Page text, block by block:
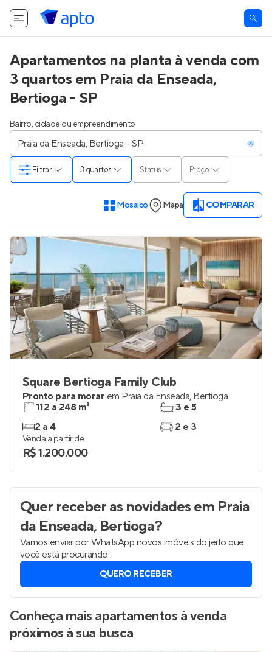
Apartamentos na planta à venda com
3 quartos em Praia da Enseada,
Bertioga - SP
Bairro, cidade ou empreendimento
3 quartos Status Preço
Filtrar
Mosaico Mapa COMPARAR
Square Bertioga Family Club
Pronto para morar em Praia da Enseada, Bertioga
112 a 248 m²
2 a 4
3 e 5
2 e 3
Venda a partir de
R$ 1.200.000
Quer receber as novidadesem Praia
da Enseada, Bertioga?
Vamos enviar por WhatsApp novos imóveis do jeito que
você está procurando.
QUERO RECEBER
Conheça mais apartamentos à venda
próximos à sua busca